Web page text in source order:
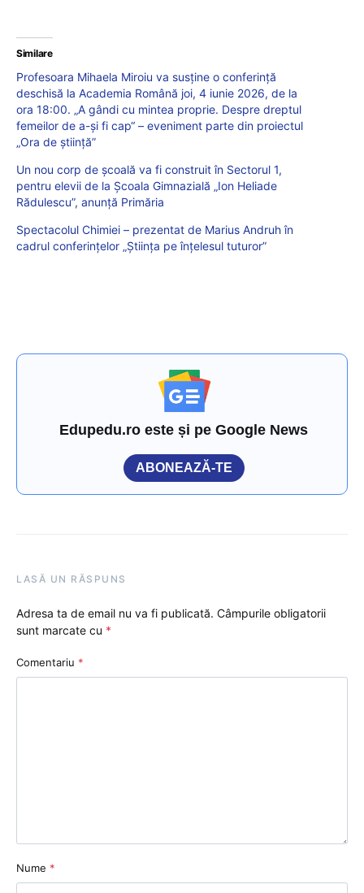
Similare
Profesoara Mihaela Miroiu va susține o conferință
deschisă la Academia Română joi, 4 iunie 2026, de la
ora 18:00. „A gândi cu mintea proprie. Despre dreptul
femeilor de a-și fi cap“ – eveniment parte din proiectul
„Ora de știință”
Un nou corp de școală va fi construit în Sectorul 1,
pentru elevii de la Şcoala Gimnazială „Ion Heliade
Rădulescu”, anunță Primăria
Spectacolul Chimiei – prezentat de Marius Andruh în
cadrul conferințelor „Știința pe înțelesul tuturor”
Edupedu.ro este și pe Google News
ABONEAZĂ-TE
LASĂ UN RĂSPUNS
Adresa ta de email nu va fi publicată. Câmpurile obligatorii
sunt marcate cu *
Comentariu *
Nume *